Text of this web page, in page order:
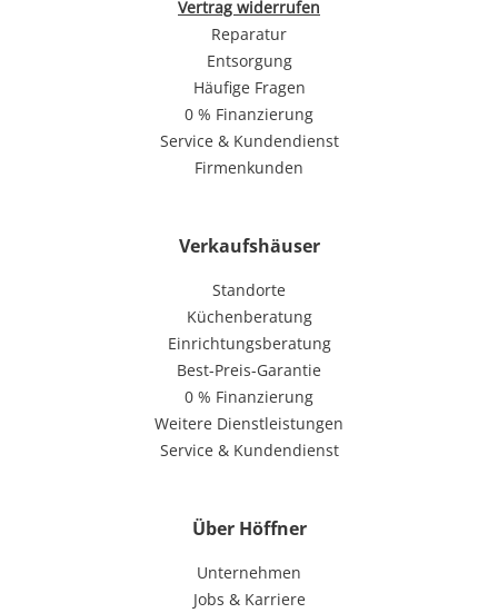
Vertrag widerrufen
Reparatur
Entsorgung
Häufige Fragen
0 % Finanzierung
Service & Kundendienst
Firmenkunden
Verkaufshäuser
Standorte
Küchenberatung
Einrichtungsberatung
Best-Preis-Garantie
0 % Finanzierung
Weitere Dienstleistungen
Service & Kundendienst
Über Höffner
Unternehmen
Jobs & Karriere